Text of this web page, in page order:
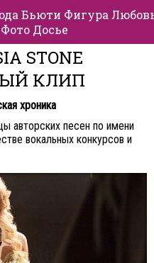
Бьюти Фигура
Фото Досье
STONE
КЛИП
хроника
авторских песен по имени
вокальных конкурсов и